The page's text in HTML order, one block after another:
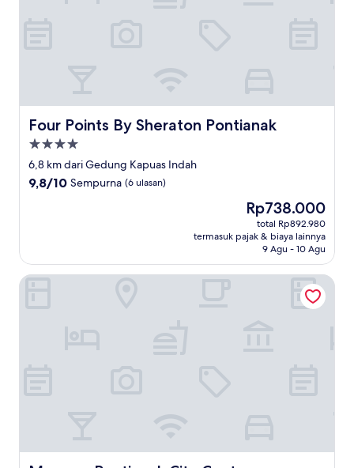
Four Points By Sheraton Pontianak
Four Points By Sheraton Pontianak
Properti
bintang
4.0
6,8 km dari Gedung Kapuas Indah
9.8
9,8/10 Sempurna (6 ulasan)
Harga
sekarang
Rp738.000
Rp738.000
total Rp892.980
termasuk pajak & biaya lainnya
9 Agu - 10 Agu
Mercure Pontianak City Center